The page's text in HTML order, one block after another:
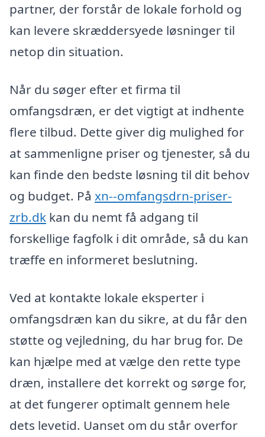
partner, der forstår de lokale forhold og
kan levere skræddersyede løsninger til
netop din situation.
Når du søger efter et firma til
omfangsdræn, er det vigtigt at indhente
flere tilbud. Dette giver dig mulighed for
at sammenligne priser og tjenester, så du
kan finde den bedste løsning til dit behov
og budget. På xn--omfangsdrn-priser-
zrb.dk kan du nemt få adgang til
forskellige fagfolk i dit område, så du kan
træffe en informeret beslutning.
Ved at kontakte lokale eksperter i
omfangsdræn kan du sikre, at du får den
støtte og vejledning, du har brug for. De
kan hjælpe med at vælge den rette type
dræn, installere det korrekt og sørge for,
at det fungerer optimalt gennem hele
dets levetid. Uanset om du står overfor